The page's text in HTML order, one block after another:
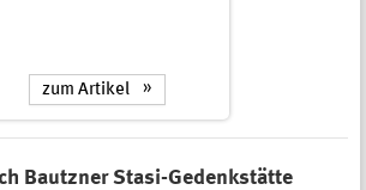
zum Artikel
Bautzner Stasi-Gedenkstätte